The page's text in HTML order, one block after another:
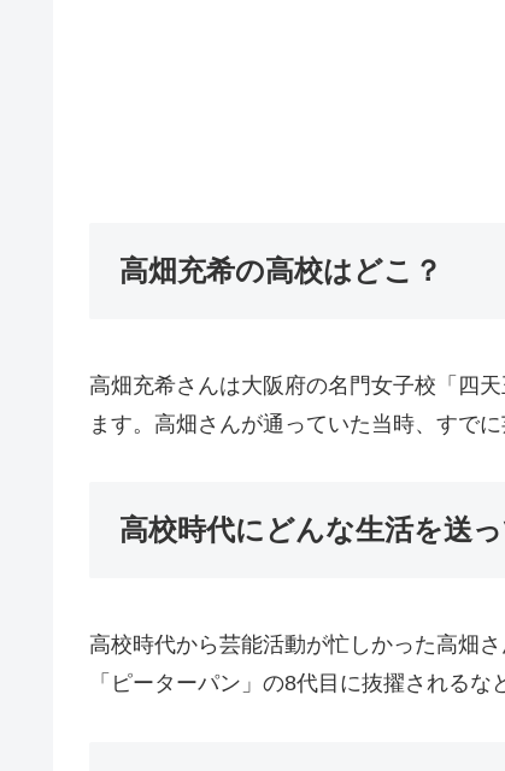
高畑充希の高校はどこ？
高畑充希さんは大阪府の名門女子校「四
ます。高畑さんが通っていた当時、すで
高校時代にどんな生活を送
高校時代から芸能活動が忙しかった高畑
「ピーターパン」の8代目に抜擢される